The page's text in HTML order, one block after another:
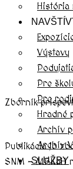
História
Výstavy
Pre
Pre
Hradné
Archív
Archív
SLUŽBY
Zborník
Publikácia je
SNM – MBKaH